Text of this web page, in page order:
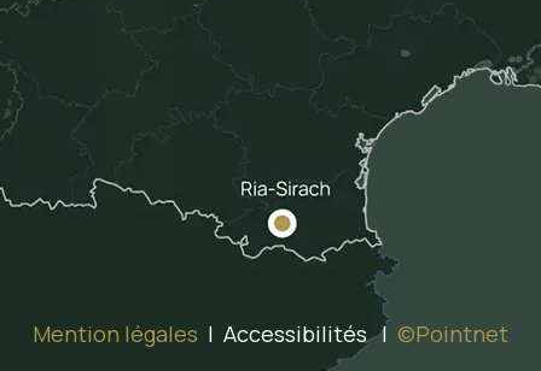
Mention légales | Accessibilités | ©Pointnet